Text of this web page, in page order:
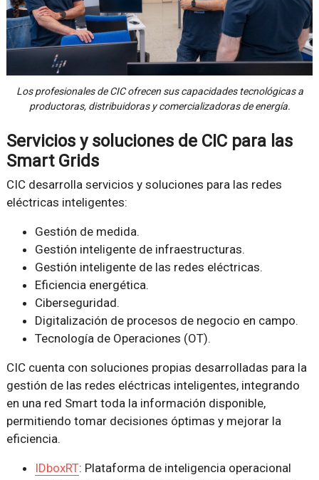
Los profesionales de CIC ofrecen sus capacidades tecnológicas a
productoras, distribuidoras y comercializadoras de energía.
Servicios y soluciones de CIC para las
Smart Grids
CIC desarrolla servicios y soluciones para las redes
eléctricas inteligentes:
Gestión de medida.
Gestión inteligente de infraestructuras.
Gestión inteligente de las redes eléctricas.
Eficiencia energética.
Ciberseguridad.
Digitalización de procesos de negocio en campo.
Tecnología de Operaciones (OT).
CIC cuenta con soluciones propias desarrolladas para la
gestión de las redes eléctricas inteligentes, integrando
en una red Smart toda la información disponible,
permitiendo tomar decisiones óptimas y mejorar la
eficiencia.
IDboxRT: Plataforma de inteligencia operacional